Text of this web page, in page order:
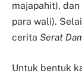
majapahit), dan
para wali).
cerita Serat
Untuk bentuk